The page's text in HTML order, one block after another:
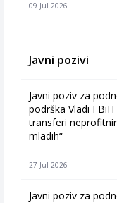
09 Jul 2026
Javni pozivi
Javni poziv za
podrška Vladi
transferi
mladih“
27 Jul 2026
Javni poziv za